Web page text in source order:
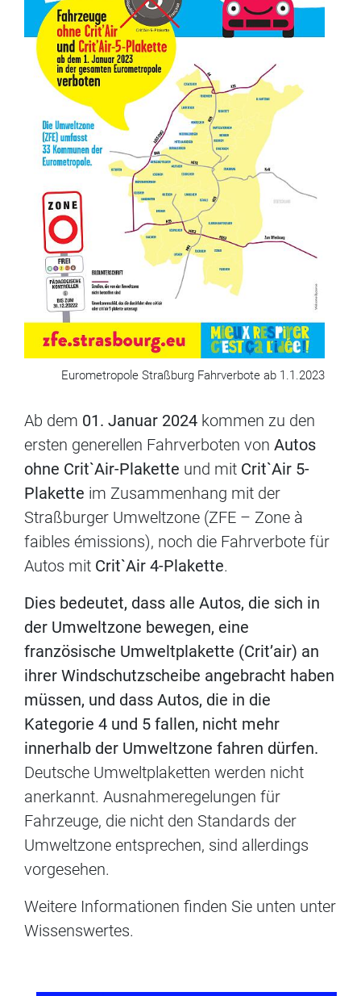
Eurometropole Straßburg Fahrverbote ab 1.1.2023
Ab dem 01. Januar 2024 kommen zu den
ersten generellen Fahrverboten von Autos
ohne Crit`Air-Plakette und mit Crit`Air 5-
Plakette im Zusammenhang mit der
Straßburger Umweltzone (ZFE – Zone à
faibles émissions), noch die Fahrverbote für
Autos mit Crit`Air 4-Plakette.
Dies bedeutet, dass alle Autos, die sich in
der Umweltzone bewegen, eine
französische Umweltplakette (Crit’air) an
ihrer Windschutzscheibe angebracht haben
müssen, und dass Autos, die in die
Kategorie 4 und 5 fallen, nicht mehr
innerhalb der Umweltzone fahren dürfen.
Deutsche Umweltplaketten werden nicht
anerkannt. Ausnahmeregelungen für
Fahrzeuge, die nicht den Standards der
Umweltzone entsprechen, sind allerdings
vorgesehen.
Weitere Informationen finden Sie unten unter
Wissenswertes.